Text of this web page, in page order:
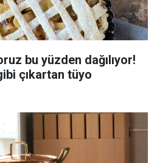
bu yüzden dağılıyor!
çıkartan tüyo